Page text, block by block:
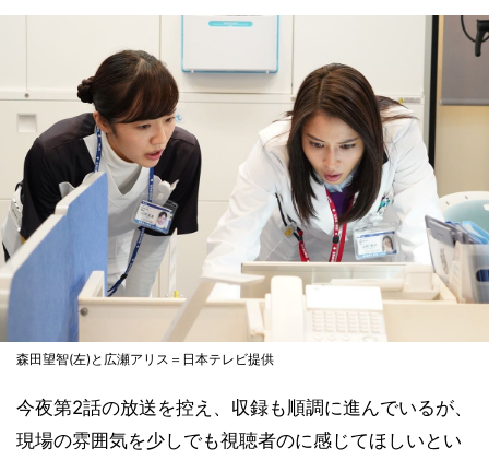
森田望智(左)と広瀬アリス＝日本テレビ提供
今夜第2話の放送を控え、収録も順調に進んでいるが、
現場の雰囲気を少しでも視聴者のに感じてほしいとい